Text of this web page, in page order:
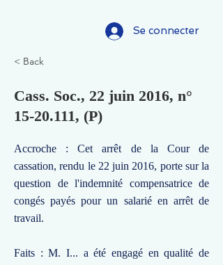
Se connecter
< Back
Cass. Soc., 22 juin 2016, n°
15-20.111, (P)
Accroche : Cet arrêt de la Cour de
cassation, rendu le 22 juin 2016, porte sur la
question de l'indemnité compensatrice de
congés payés pour un salarié en arrêt de
travail.
Faits : M. I... a été engagé en qualité de